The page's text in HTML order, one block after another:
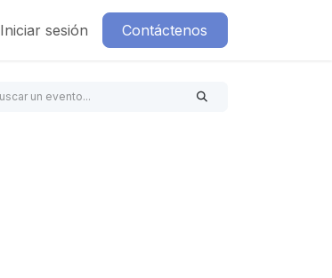
Iniciar sesión Contáctenos